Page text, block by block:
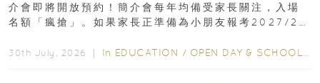
介會即將開放預約！簡介會每年均備受家長關注，入場
名額「瘋搶」。如果家長正準備為小朋友報考2027/28
30th July, 2026 ｜ In EDUCATION / OPEN DAY & SCHOOL EVENTS